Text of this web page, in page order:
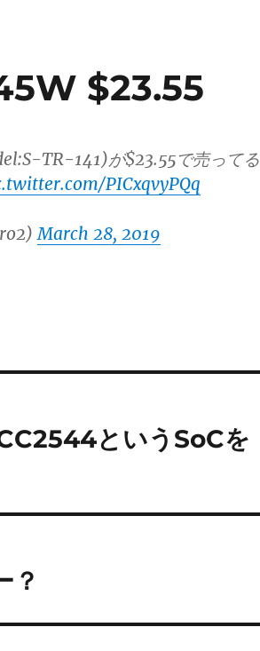
$23.55
TR-141)が$23.55で売ってる
PICxqvyPQq
March 28, 2019
というSoCを
？